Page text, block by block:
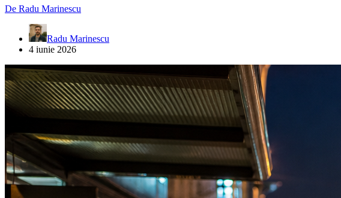
De Radu Marinescu
Radu Marinescu
4 iunie 2026